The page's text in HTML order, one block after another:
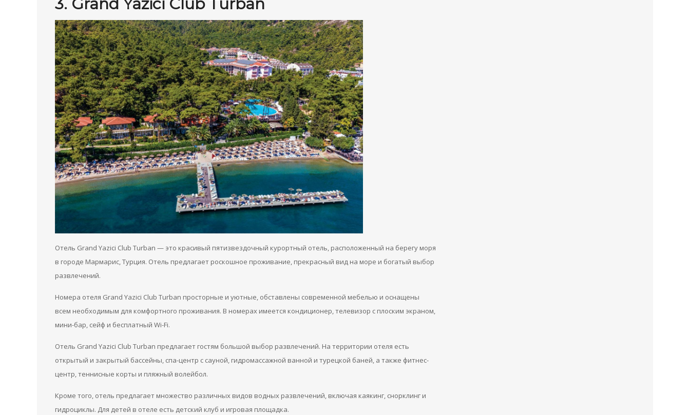
Отель Grand Yazici Club Turban — это красивый пятизвездочный курортный отель, расположенный на берегу моря
в городе Мармарис, Турция. Отель предлагает роскошное проживание, прекрасный вид на море и богатый выбор
развлечений.
Номера отеля Grand Yazici Club Turban просторные и уютные, обставлены современной мебелью и оснащены
всем необходимым для комфортного проживания. В номерах имеется кондиционер, телевизор с плоским экраном,
мини-бар, сейф и бесплатный Wi-Fi.
Отель Grand Yazici Club Turban предлагает гостям большой выбор развлечений. На территории отеля есть
открытый и закрытый бассейны, спа-центр с сауной, гидромассажной ванной и турецкой баней, а также фитнес-
центр, теннисные корты и пляжный волейбол.
Кроме того, отель предлагает множество различных видов водных развлечений, включая каякинг, снорклинг и
гидроциклы. Для детей в отеле есть детский клуб и игровая площадка.